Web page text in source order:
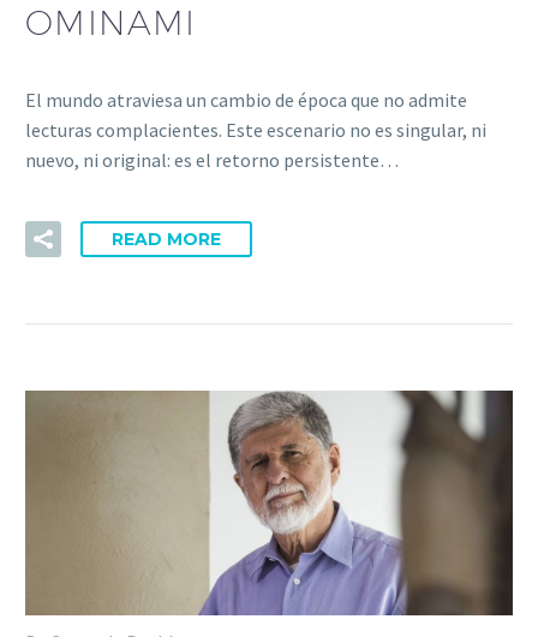
OMINAMI
El mundo atraviesa un cambio de época que no admite
lecturas complacientes. Este escenario no es singular, ni
nuevo, ni original: es el retorno persistente…
READ MORE